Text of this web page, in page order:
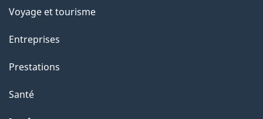
Voyage et tourisme
Entreprises
Prestations
Santé